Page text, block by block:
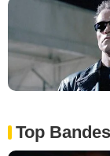
Top